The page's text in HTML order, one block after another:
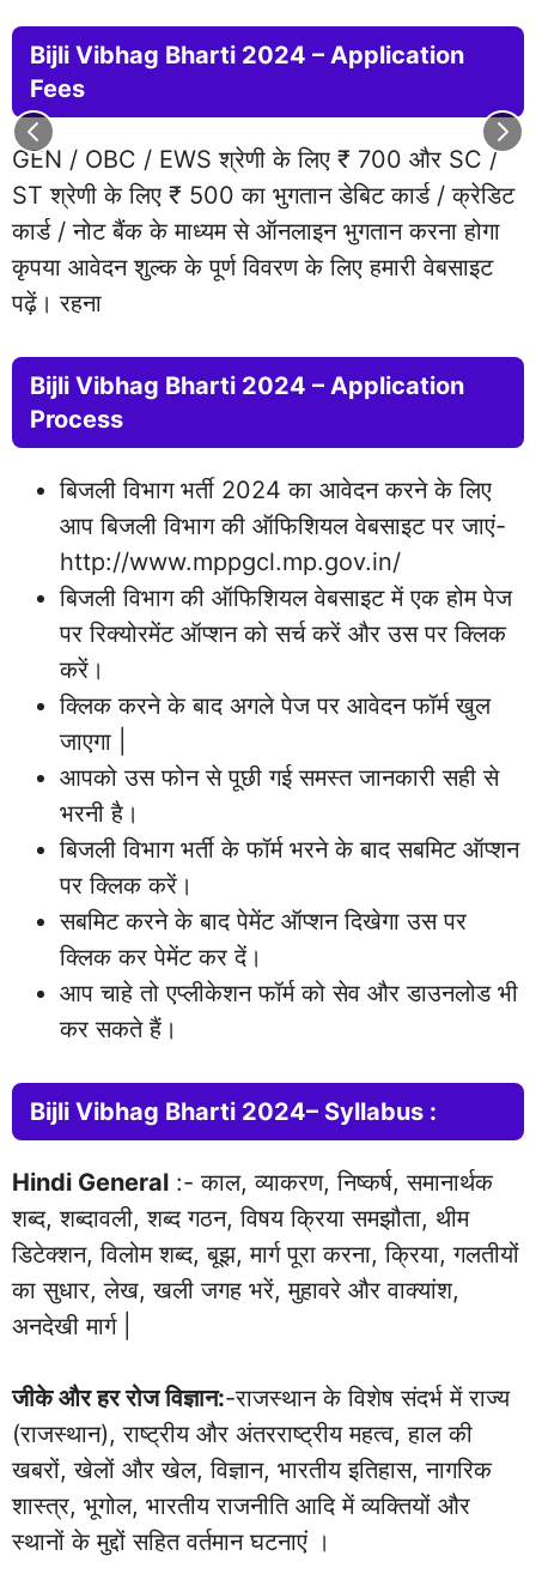
Bijli Vibhag Bharti 2024 – Application
Fees
GEN / OBC / EWS श्रेणी के लिए ₹ 700 और SC /
ST श्रेणी के लिए ₹ 500 का भुगतान डेबिट कार्ड / क्रेडिट
कार्ड / नोट बैंक के माध्यम से ऑनलाइन भुगतान करना होगा
कृपया आवेदन शुल्क के पूर्ण विवरण के लिए हमारी वेबसाइट
पढ़ें। रहना
Bijli Vibhag Bharti 2024 – Application
Process
बिजली विभाग भर्ती 2024 का आवेदन करने के लिए
आप बिजली विभाग की ऑफिशियल वेबसाइट पर जाएं-
http://www.mppgcl.mp.gov.in/
बिजली विभाग की ऑफिशियल वेबसाइट में एक होम पेज
पर रिक्योरमेंट ऑप्शन को सर्च करें और उस पर क्लिक
करें।
क्लिक करने के बाद अगले पेज पर आवेदन फॉर्म खुल
जाएगा |
आपको उस फोन से पूछी गई समस्त जानकारी सही से
भरनी है।
बिजली विभाग भर्ती के फॉर्म भरने के बाद सबमिट ऑप्शन
पर क्लिक करें।
सबमिट करने के बाद पेमेंट ऑप्शन दिखेगा उस पर
क्लिक कर पेमेंट कर दें।
आप चाहे तो एप्लीकेशन फॉर्म को सेव और डाउनलोड भी
कर सकते हैं।
Bijli Vibhag Bharti 2024– Syllabus :
Hindi General :- काल, व्याकरण, निष्कर्ष, समानार्थक
शब्द, शब्दावली, शब्द गठन, विषय क्रिया समझौता, थीम
डिटेक्शन, विलोम शब्द, बूझ, मार्ग पूरा करना, क्रिया, गलतीयों
का सुधार, लेख, खली जगह भरें, मुहावरे और वाक्यांश,
अनदेखी मार्ग |
जीके और हर रोज विज्ञान:-राजस्थान के विशेष संदर्भ में राज्य
(राजस्थान), राष्ट्रीय और अंतरराष्ट्रीय महत्व, हाल की
खबरों, खेलों और खेल, विज्ञान, भारतीय इतिहास, नागरिक
शास्त्र, भूगोल, भारतीय राजनीति आदि में व्यक्तियों और
स्थानों के मुद्दों सहित वर्तमान घटनाएं ।